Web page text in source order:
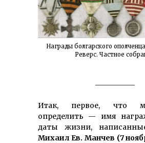
Награды болгарского ополченца
Реверс. Частное
Итак, первое, что
определить — имя
даты жизни,
Михаил Ев. Манчев (7